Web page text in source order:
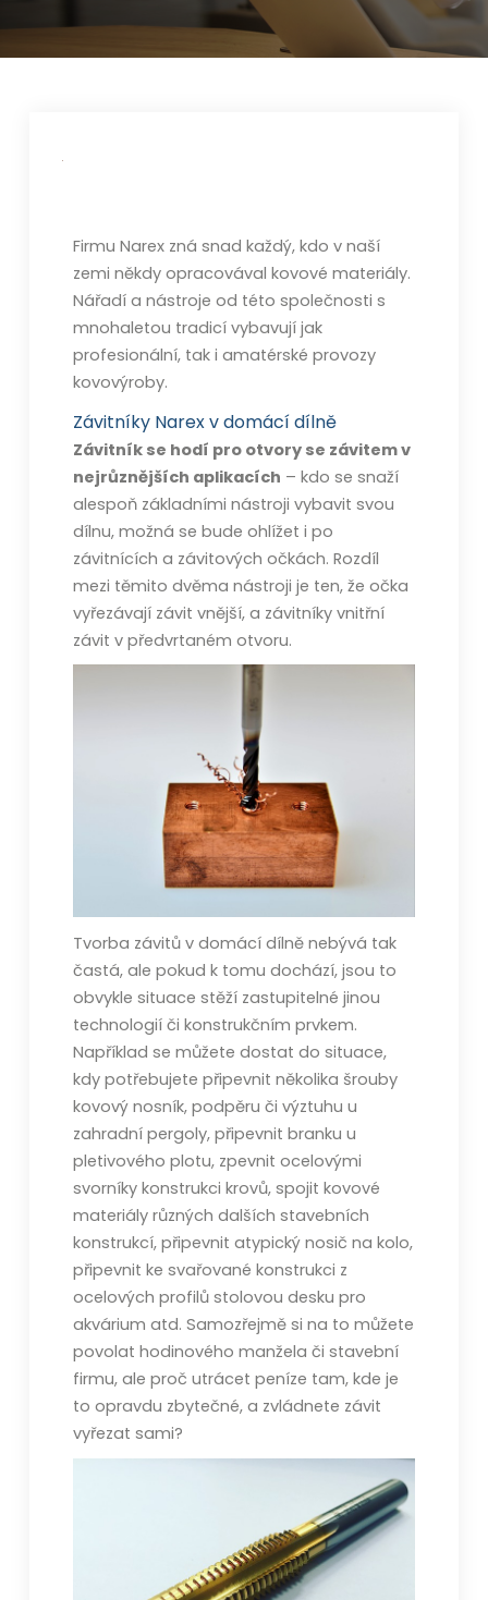
Firmu Narex zná snad každý, kdo v naší
zemi někdy opracovával kovové materiály.
Nářadí a nástroje od této společnosti s
mnohaletou tradicí vybavují jak
profesionální, tak i amatérské provozy
kovovýroby.
Závitníky Narex v domácí dílně
Závitník se hodí pro otvory se závitem v
nejrůznějších aplikacích – kdo se snaží
alespoň základními nástroji vybavit svou
dílnu, možná se bude ohlížet i po
závitnících a závitových očkách. Rozdíl
mezi těmito dvěma nástroji je ten, že očka
vyřezávají závit vnější, a závitníky vnitřní
závit v předvrtaném otvoru.
Tvorba závitů v domácí dílně nebývá tak
častá, ale pokud k tomu dochází, jsou to
obvykle situace stěží zastupitelné jinou
technologií či konstrukčním prvkem.
Například se můžete dostat do situace,
kdy potřebujete připevnit několika šrouby
kovový nosník, podpěru či výztuhu u
zahradní pergoly, připevnit branku u
pletivového plotu, zpevnit ocelovými
svorníky konstrukci krovů, spojit kovové
materiály různých dalších stavebních
konstrukcí, připevnit atypický nosič na kolo,
připevnit ke svařované konstrukci z
ocelových profilů stolovou desku pro
akvárium atd. Samozřejmě si na to můžete
povolat hodinového manžela či stavební
firmu, ale proč utrácet peníze tam, kde je
to opravdu zbytečné, a zvládnete závit
vyřezat sami?